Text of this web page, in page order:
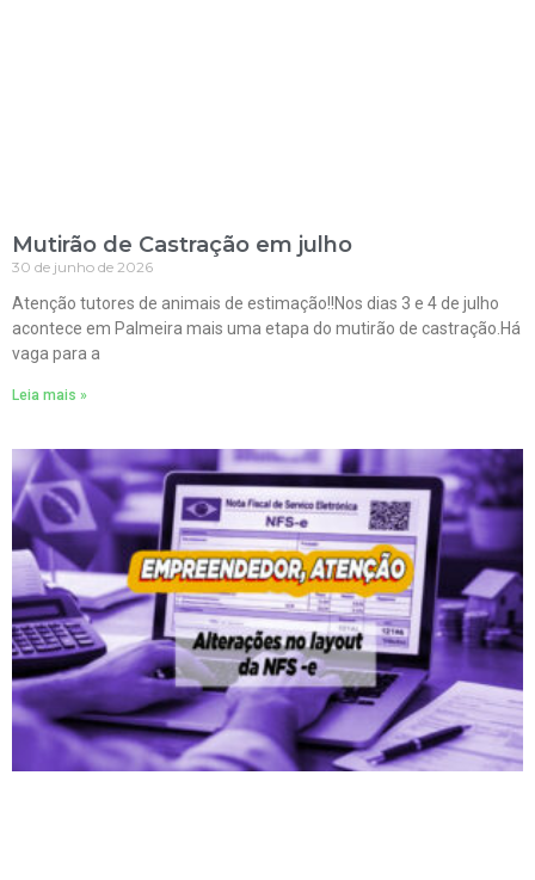
Mutirão de Castração em julho
30 de junho de 2026
Atenção tutores de animais de estimação!!Nos dias 3 e 4 de julho
acontece em Palmeira mais uma etapa do mutirão de castração.Há
vaga para a
Leia mais »